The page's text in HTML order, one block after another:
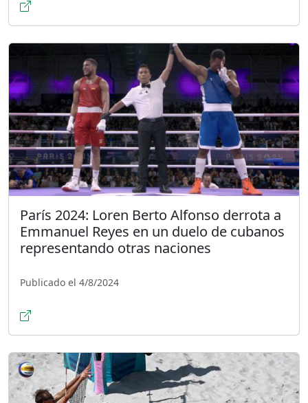
París 2024: Loren Berto Alfonso derrota a
Emmanuel Reyes en un duelo de cubanos
representando otras naciones
Publicado el 4/8/2024